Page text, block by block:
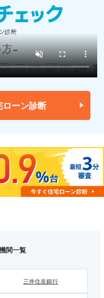
ーン診断
関一覧
三井住友銀行